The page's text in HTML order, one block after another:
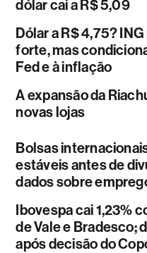
dólar cai a R$ 5,09
Dólar a R$ 4,75?
forte, mas
Fed e à inflação
A expansão da
novas lojas
Bolsas
estáveis antes de
dados sobre
Ibovespa cai 1,23%
de Vale e Bradesco;
após decisão do